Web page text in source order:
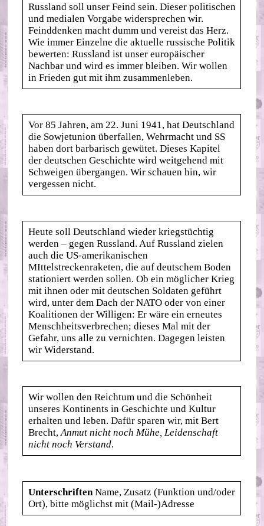
Russland soll unser Feind sein. Dieser politischen
und medialen Vorgabe widersprechen wir.
Feinddenken macht dumm und vereist das Herz.
Wie immer Einzelne die aktuelle russische Politik
bewerten: Russland ist unser europäischer
Nachbar und wird es immer bleiben. Wir wollen
in Frieden gut mit ihm zusammenleben.
Vor 85 Jahren, am 22. Juni 1941, hat Deutschland
die Sowjetunion überfallen, Wehrmacht und SS
haben dort barbarisch gewütet. Dieses Kapitel
der deutschen Geschichte wird weitgehend mit
Schweigen übergangen. Wir schauen hin, wir
vergessen nicht.
Heute soll Deutschland wieder kriegstüchtig
werden – gegen Russland. Auf Russland zielen
auch die US-amerikanischen
MIttelstreckenraketen, die auf deutschem Boden
stationiert werden sollen. Ob ein möglicher Krieg
mit ihnen oder mit deutschen Soldaten geführt
wird, unter dem Dach der NATO oder von einer
Koalitionen der Willigen: Er wäre ein erneutes
Menschheitsverbrechen; dieses Mal mit der
Gefahr, uns alle zu vernichten. Dagegen leisten
wir Widerstand.
Wir wollen den Reichtum und die Schönheit
unseres Kontinents in Geschichte und Kultur
erhalten und leben. Dafür sparen wir, mit Bert
Brecht,Anmut nicht noch Mühe, Leidenschaft
nicht noch Verstand.
Unterschriften Name, Zusatz (Funktion und/oder
Ort), bitte möglichst mit (Mail-)Adresse